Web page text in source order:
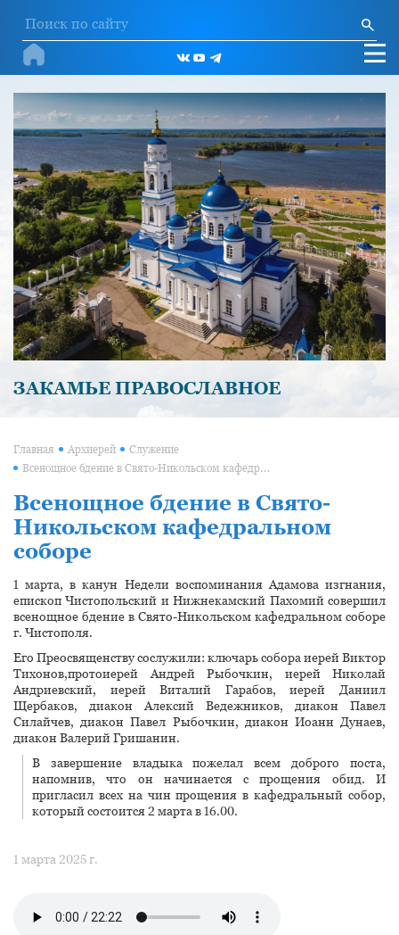
ЗАКАМЬЕ ПРАВОСЛАВНОЕ
Главная Архиерей Служение
Всенощное бдение в Свято-Никольском кафедральном соборе
Всенощное бдение в Свято-
Никольском кафедральном
соборе
1 марта, в канун Недели воспоминания Адамова изгнания,
епископ Чистопольский и Нижнекамский Пахомий совершил
всенощное бдение в Свято-Никольском кафедральном соборе
г. Чистополя.
Его Преосвященству сослужили: ключарь собора иерей Виктор
Тихонов,протоиерей Андрей Рыбочкин, иерей Николай
Андриевский, иерей Виталий Гарабов, иерей Даниил
Щербаков, диакон Алексий Ведежников, диакон Павел
Силайчев, диакон Павел Рыбочкин, диакон Иоанн Дунаев,
диакон Валерий Гришанин.
В завершение владыка пожелал всем доброго поста,
напомнив, что он начинается с прощения обид. И
пригласил всех на чин прощения в кафедральный собор,
который состоится 2 марта в 16.00.
1 марта 2025 г.